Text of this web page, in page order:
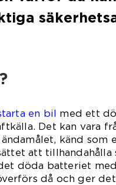
en bil med ett
Det kan vara
känd som
att
döda batteriet
då och ger